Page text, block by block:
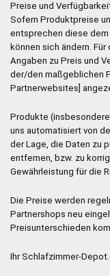
Preise und
Sofern Produktpreise
entsprechen diese
können sich ändern.
Angaben zu Preis und
der/den maßgeblichen
Partnerwebsites]
Produkte
uns automatisiert von
der Lage, die Daten zu
entfernen, bzw. zu
Gewährleistung für die
Die Preise werden
Partnershops neu
Preisunterschieden
Ihr Schlafzimmer-